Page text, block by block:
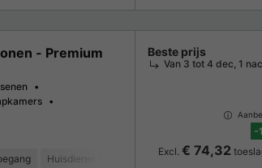
- Premium
Huisdieren toegestaan * Koffiezetapparaat
Beste prijs
Van 3 tot 4 dec, 1
-
Excl. € 74,32